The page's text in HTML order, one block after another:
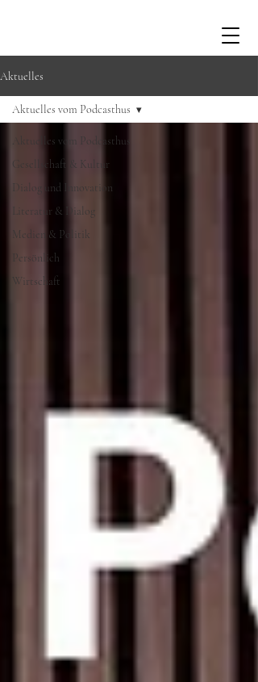
Aktuelles
Aktuelles vom Podcasthus
Gesellschaft & Kultur
Dialog und Innovation
Literatur & Dialog
Medien & Politik
Persönlich
Wirtschaft
Aktuelles vom Podcasthus